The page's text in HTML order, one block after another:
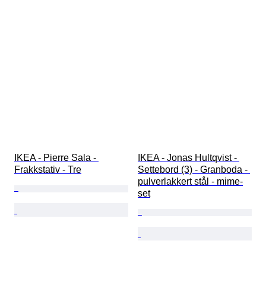
IKEA - Pierre Sala -
Frakkstativ - Tre
IKEA - Jonas Hultqvist -
Settebord (3) - Granboda -
pulverlakkert stål - mime-
set